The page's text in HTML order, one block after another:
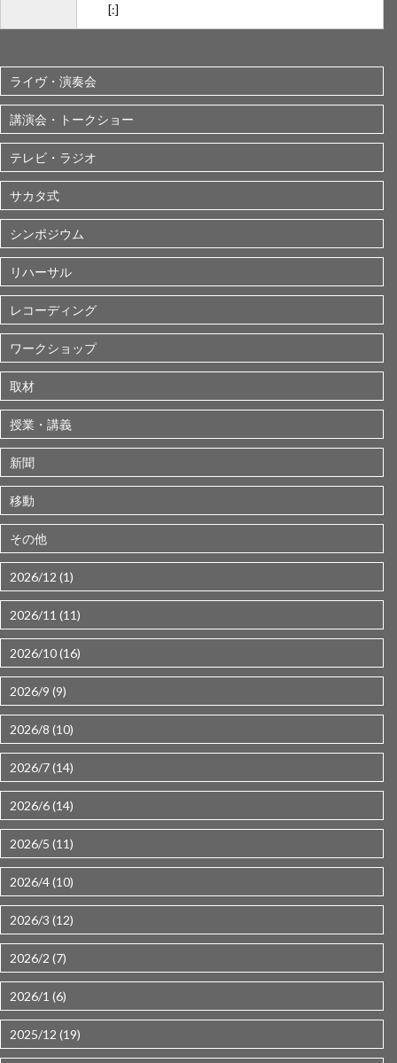
[:]
ライヴ・演奏会
講演会・トークショー
テレビ・ラジオ
サカタ式
シンポジウム
リハーサル
レコーディング
ワークショップ
取材
授業・講義
新聞
移動
その他
2026/12 (1)
2026/11 (11)
2026/10 (16)
2026/9 (9)
2026/8 (10)
2026/7 (14)
2026/6 (14)
2026/5 (11)
2026/4 (10)
2026/3 (12)
2026/2 (7)
2026/1 (6)
2025/12 (19)